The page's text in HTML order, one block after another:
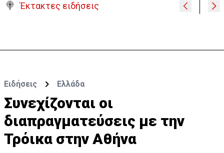
Έκτακτες ειδήσεις
Ειδήσεις Ελλάδα
Συνεχίζονται οι
διαπραγματεύσεις με την
Τρόικα στην Αθήνα